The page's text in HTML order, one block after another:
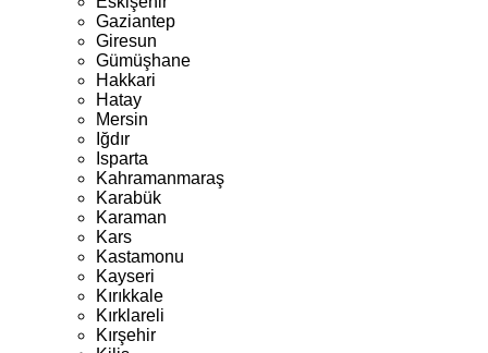
Gaziantep
Giresun
Gümüşhane
Hakkari
Hatay
Mersin
Iğdır
Isparta
Kahramanmaraş
Karabük
Karaman
Kars
Kastamonu
Kayseri
Kırıkkale
Kırklareli
Kırşehir